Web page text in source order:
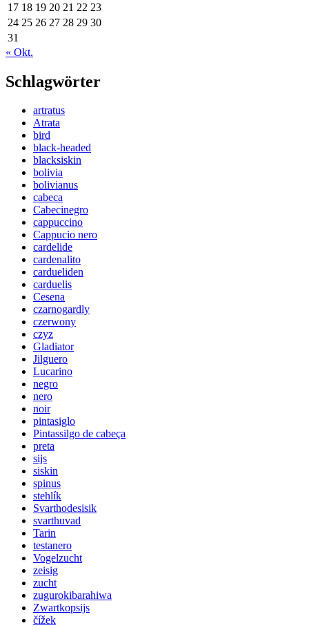
17 18 19 20 21 22 23
24 25 26 27 28 29 30
31
« Okt.
Schlagwörter
artratus
Atrata
bird
black-headed
blacksiskin
bolivia
bolivianus
cabeca
Cabecinegro
cappuccino
Cappucio nero
cardelide
cardenalito
cardueliden
carduelis
Cesena
czarnogardly
czerwony
czyz
Gladiator
Jilguero
Lucarino
negro
nero
noir
pintasiglo
Pintassilgo de cabeça
preta
sijs
siskin
spinus
stehlík
Svarthodesisik
svarthuvad
Tarin
testanero
Vogelzucht
zeisig
zucht
zugurokibarahiwa
Zwartkopsijs
čížek